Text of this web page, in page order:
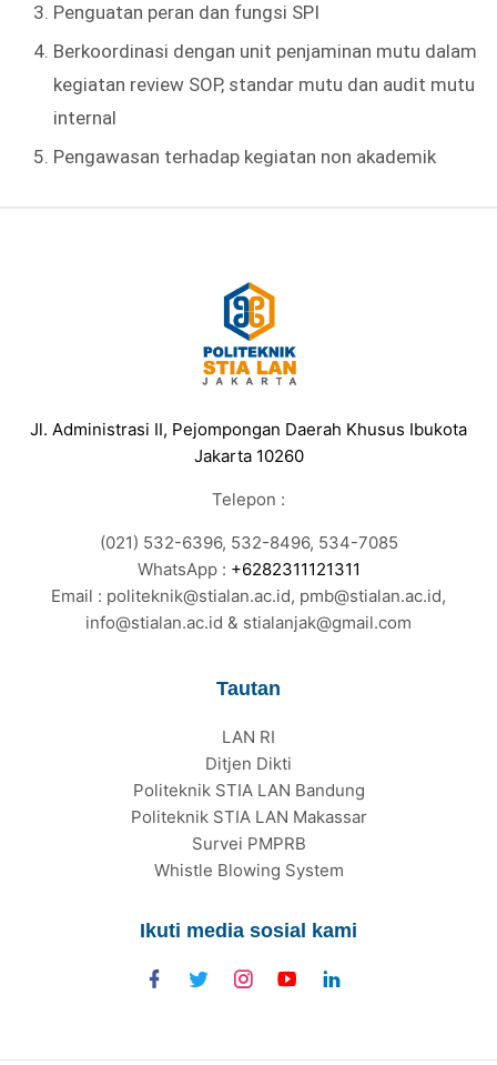
Penguatan peran dan fungsi SPI
Berkoordinasi dengan unit penjaminan mutu dalam
kegiatan review SOP, standar mutu dan audit mutu
internal
Pengawasan terhadap kegiatan non akademik
Jl. Administrasi II, Pejompongan Daerah Khusus Ibukota
Jakarta 10260
Telepon :
(021) 532-6396, 532-8496, 534-7085
WhatsApp : +6282311121311
Email : politeknik@stialan.ac.id, pmb@stialan.ac.id,
info@stialan.ac.id & stialanjak@gmail.com
Tautan
LAN RI
Ditjen Dikti
Politeknik STIA LAN Bandung
Politeknik STIA LAN Makassar
Survei PMPRB
Whistle Blowing System
Ikuti media sosial kami